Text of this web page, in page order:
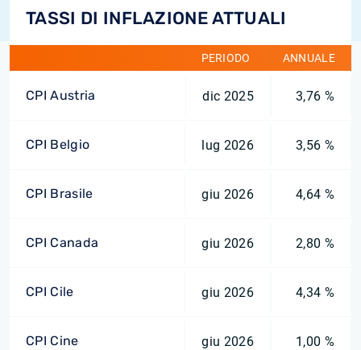
TASSI DI INFLAZIONE ATTUALI
PERIODO ANNUALE
CPI Austria dic 2025 3,76 %
CPI Belgio lug 2026 3,56 %
CPI Brasile giu 2026 4,64 %
CPI Canada giu 2026 2,80 %
CPI Cile giu 2026 4,34 %
CPI Cine giu 2026 1,00 %